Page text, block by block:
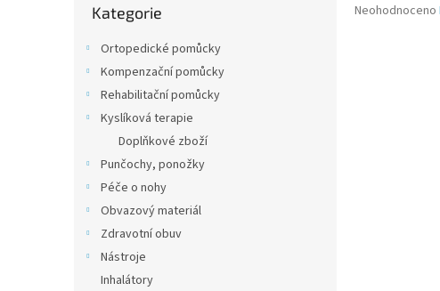
kategorie
Kategorie
Ortopedické pomůcky
Kompenzační pomůcky
Rehabilitační pomůcky
Kyslíková terapie
Doplňkové zboží
Punčochy, ponožky
Péče o nohy
Obvazový materiál
Zdravotní obuv
Nástroje
Inhalátory
Průměrné
Neohodnoceno